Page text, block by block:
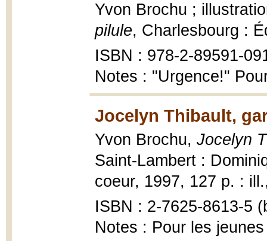
Yvon Brochu ;
pilule, Charlesbourg :
ISBN : 978-2-89591-
Notes : "Urgence!"
Jocelyn Thibault,
Yvon Brochu, Jocelyn
Saint-Lambert :
coeur, 1997, 127 p. :
ISBN : 2-7625-8613-5
Notes : Pour les jeunes